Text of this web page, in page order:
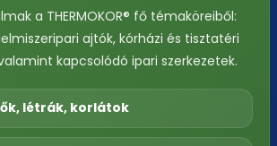
a THERMOKOR® fő témaköreiből:
ajtók, kórházi és tisztatéri
kapcsolódó ipari szerkezetek.
létrák, korlátok